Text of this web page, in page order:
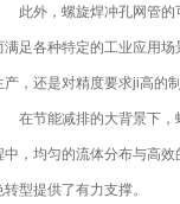
此外，螺旋焊冲孔网管的可
满足各种特定的工业应用
产，还是对精度要求ji高的
在节能减排的大背景下，螺
中，均匀的流体分布与高
转型提供了有力支撑。